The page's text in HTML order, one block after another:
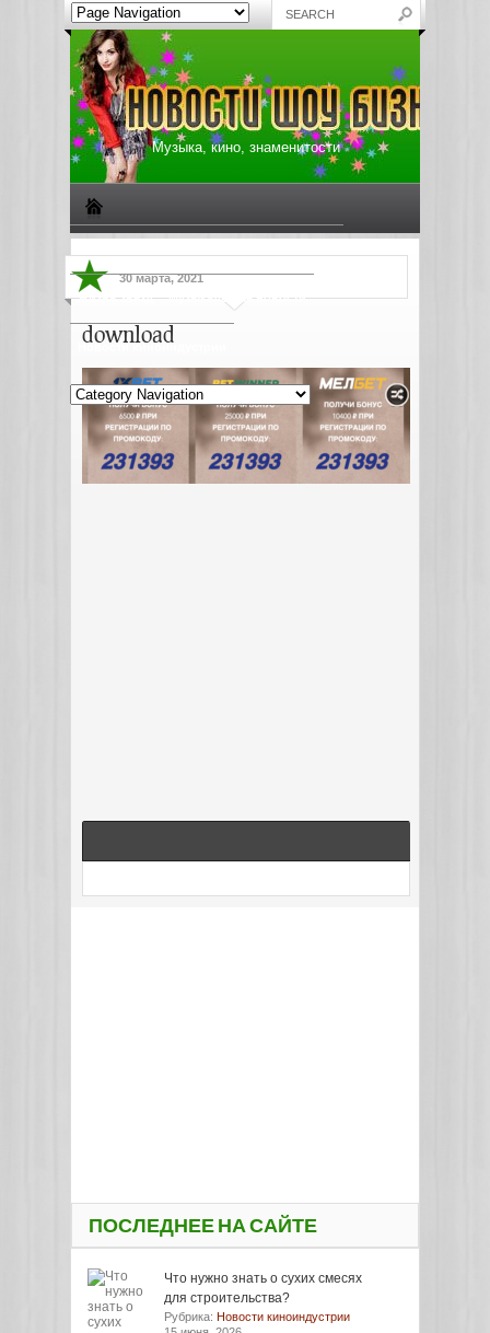
Музыка, кино, знаменитости
Жизнь звезд Музыкальные новости
Новости киноиндустрии
30 марта, 2021
download
ПОСЛЕДНЕЕ НА САЙТЕ
Что нужно знать о сухих смесях
для строительства?
Рубрика: Новости киноиндустрии